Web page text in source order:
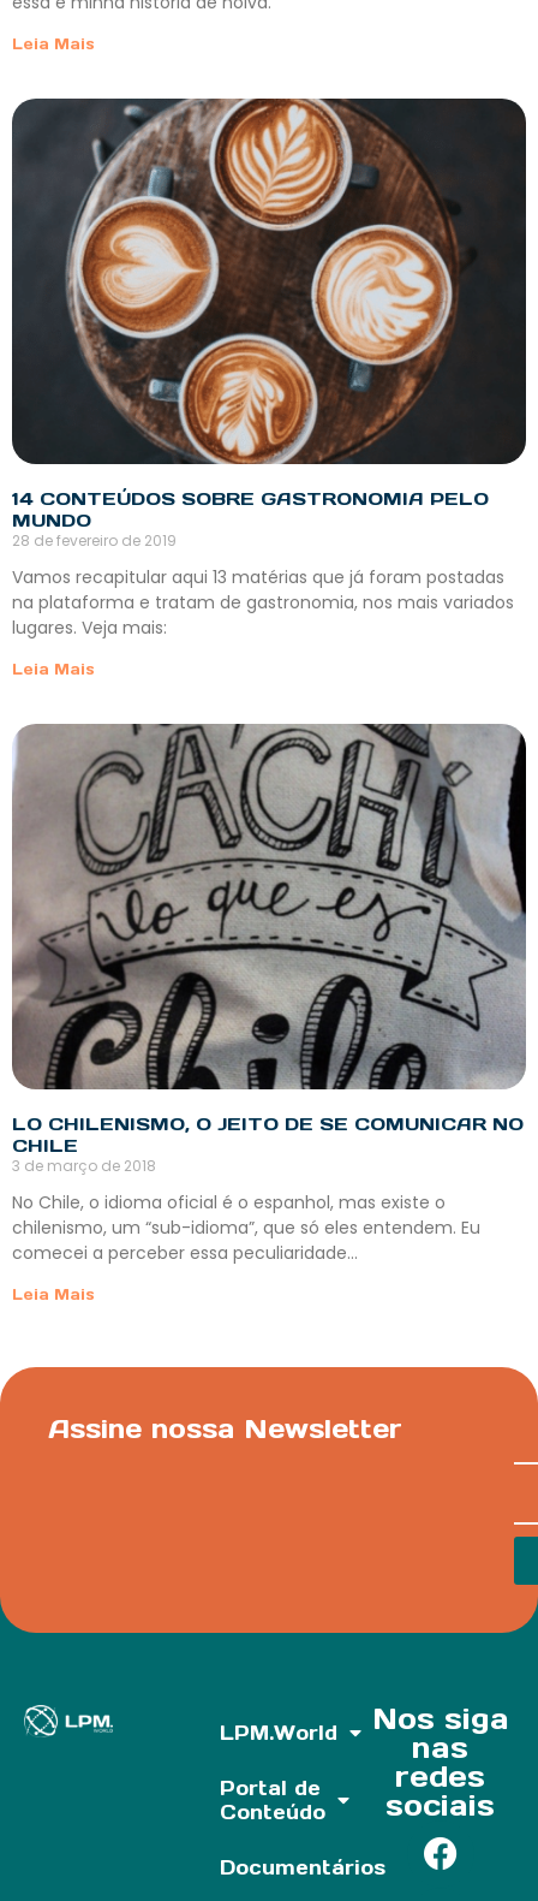
Leia Mais
14 CONTEÚDOS SOBRE GASTRONOMIA PELO
MUNDO
28 de fevereiro de 2019
Vamos recapitular aqui 13 matérias que já foram postadas
na plataforma e tratam de gastronomia, nos mais variados
lugares. Veja mais:
Leia Mais
LO CHILENISMO, O JEITO DE SE COMUNICAR NO
CHILE
3 de março de 2018
No Chile, o idioma oficial é o espanhol, mas existe o
chilenismo, um “sub-idioma”, que só eles entendem. Eu
comecei a perceber essa peculiaridade…
Leia Mais
Assine nossa Newsletter
LPM.World
Portal de
Conteúdo
Documentários
Nos siga
nas
redes
sociais